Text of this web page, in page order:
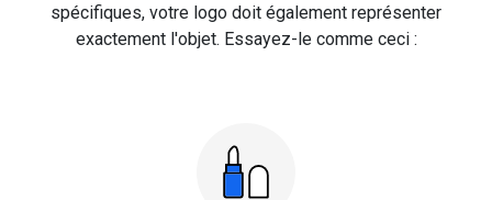
spécifiques, votre logo doit également représenter
exactement l'objet. Essayez-le comme ceci :